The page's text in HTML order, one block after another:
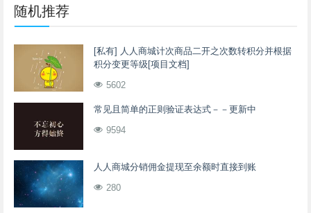
随机推荐
[私有] 人人商城计次商品二开之次数转积分并根据
积分变更等级[项目文档]
5602
常见且简单的正则验证表达式－－更新中
9594
人人商城分销佣金提现至余额时直接到账
280